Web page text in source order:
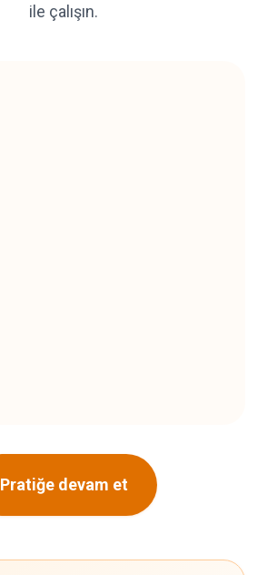
ile çalışın.
Pratiğe devam et